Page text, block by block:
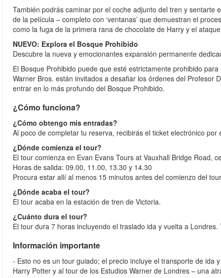
También podrás caminar por el coche adjunto del tren y sentarte
de la película – completo con ‘ventanas’ que demuestran el
como la fuga de la primera rana de chocolate de Harry y el
NUEVO: Explora el Bosque Prohibido
Descubre la nueva y emocionantes expansión permanente
El Bosque Prohibido puede que esté estrictamente prohibido
Warner Bros. están invitados a desafiar los órdenes del Profesor
entrar en lo más profundo del Bosque Prohibido.
¿Cómo funciona?
¿Cómo obtengo mis entradas?
Al poco de completar tu reserva, recibirás el ticket electrónico por
¿Dónde comienza el tour?
El tour comienza en Evan Evans Tours at Vauxhall Bridge Road,
Horas de salida: 09.00, 11.00, 13.30 y 14.30
Procura estar allí al menos 15 minutos antes del comienzo del tour
¿Dónde acaba el tour?
El tour acaba en la estación de tren de Victoria.
¿Cuánto dura el tour?
El tour dura 7 horas incluyendo el traslado ida y vuelta a
Información importante
- Esto no es un tour guiado; el precio incluye el transporte de
Harry Potter y al tour de los Estudios Warner de Londres – una